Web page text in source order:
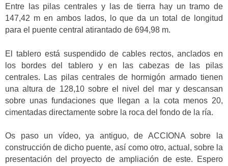
Entre las pilas centrales y las de tierra hay un tramo de
147,42 m en ambos lados, lo que da un total de longitud
para el puente central atirantado de 694,98 m.
El tablero está suspendido de cables rectos, anclados en
los bordes del tablero y en las cabezas de las pilas
centrales. Las pilas centrales de hormigón armado tienen
una altura de 128,10 sobre el nivel del mar y descansan
sobre unas fundaciones que llegan a la cota menos 20,
cimentadas directamente sobre la roca del fondo de la ría.
Os paso un vídeo, ya antiguo, de ACCIONA sobre la
construcción de dicho puente, así como otro, actual, sobre la
presentación del proyecto de ampliación de este. Espero